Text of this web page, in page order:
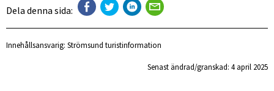
Dela denna sida:
Innehållsansvarig: Strömsund turistinformation
Senast ändrad/granskad: 4 april 2025